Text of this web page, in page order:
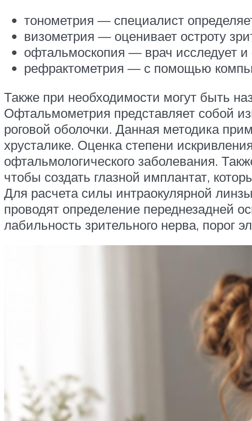
тонометрия — специалист
визометрия — оценивает остроту
офтальмоскопия — врач исследует и
рефрактометрия — с помощью
Также при необходимости могут быть
Офтальмометрия представляет собой
роговой оболочки. Данная методика
хрусталике. Оценка степени
офтальмологического заболевания.
чтобы создать глазной имплантат,
Для расчета силы интраокулярной
проводят определение переднезадней
лабильность зрительного нерва, порог